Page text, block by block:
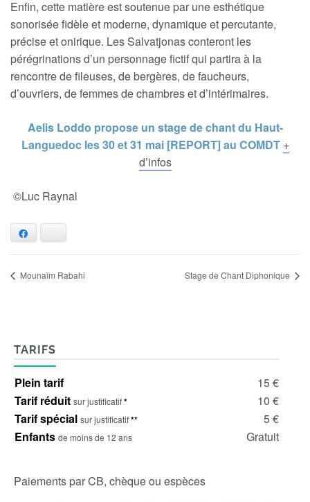
Enfin, cette matière est soutenue par une esthétique
sonorisée fidèle et moderne, dynamique et percutante,
précise et onirique. Les Salvatjonas conteront les
pérégrinations d’un personnage fictif qui partira à la
rencontre de fileuses, de bergères, de faucheurs,
d’ouvriers, de femmes de chambres et d’intérimaires.
Aelis Loddo propose un stage de chant du Haut-
Languedoc les 30 et 31 mai [REPORT] au COMDT +
d’infos
©Luc Raynal
Mounaïm Rabahi Stage de Chant Diphonique
TARIFS
Plein tarif
15 €
Tarif réduit sur justificatif*
10 €
Tarif spécial sur justificatif**
5 €
Enfants de moins de 12 ans Gratuit
Paiements par CB, chèque ou espèces